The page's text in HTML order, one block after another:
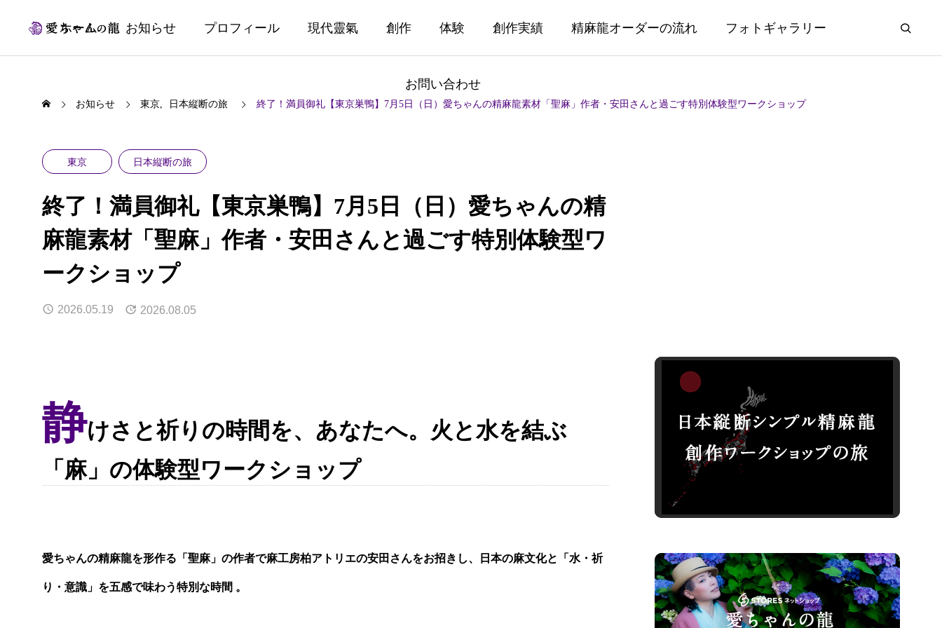
ホーム お知らせ プロフィール 現代靈氣 創作 体験 創作実績 精麻龍オーダーの流れ フォトギャラリー
お問い合わせ
お知らせ 東京 日本縦断の旅 終了！満員御礼【東京巣鴨】7月5日（日）愛ちゃんの精麻龍素材「聖麻」作者・安田さんと過ごす特別体験型ワークショップ
東京 日本縦断の旅
終了！満員御礼【東京巣鴨】7月5日（日）愛ちゃんの精
麻龍素材「聖麻」作者・安田さんと過ごす特別体験型ワ
ークショップ
2026.05.19 2026.08.05
静けさと祈りの時間を、あなたへ。火と水を結ぶ
「麻」の体験型ワークショップ
愛ちゃんの精麻龍を形作る「聖麻」の作者で麻工房柏アトリエの安田さんをお招きし、日本の麻文化と「水・祈
り・意識」を五感で味わう特別な時間 。